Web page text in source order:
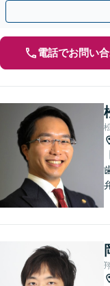
電話でお問い